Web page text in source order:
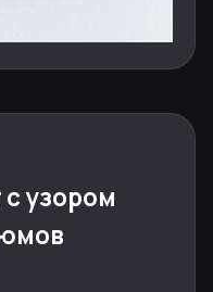
узором